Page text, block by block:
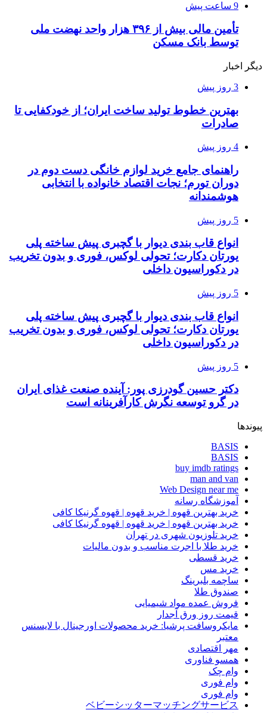
9 ساعت پیش
تأمین مالی بیش از ۳۹۶ هزار واحد نهضت ملی
توسط بانک مسکن
دیگر اخبار
3 روز پیش
بهترین خطوط تولید ساخت ایران؛ از خودکفایی تا
صادرات
4 روز پیش
راهنمای جامع خرید لوازم خانگی دست دوم در
دوران تورم؛ نجات اقتصاد خانواده با انتخابی
هوشمندانه
5 روز پیش
انواع قاب بندی دیوار با گچبری پیش ساخته پلی
یورتان دکارت؛ تحولی لوکس، فوری و بدون تخریب
در دکوراسیون داخلی
5 روز پیش
انواع قاب بندی دیوار با گچبری پیش ساخته پلی
یورتان دکارت؛ تحولی لوکس، فوری و بدون تخریب
در دکوراسیون داخلی
5 روز پیش
دکتر حسین گودرزی پور: آینده صنعت غذای ایران
در گرو توسعه نگرش کارآفرینانه است
پیوندها
BASIS
BASIS
buy imdb ratings
man and van
Web Design near me
آموزشگاه رسانه
خرید بهترین قهوه | خرید قهوه | قهوه گرنیکا کافی
خرید بهترین قهوه | خرید قهوه | قهوه گرنیکا کافی
خرید تلوزیون شهری در تهران
خرید طلا با اجرت مناسب و بدون مالیات
خرید قسطی
خرید مس
ساچمه بلبرینگ
صندوق طلا
فروش عمده مواد شیمیایی
قیمت روز ورق آجدار
مایکروسافت پرشیا: خرید محصولات اورجینال با لایسنس
معتبر
مهر اقتصادی
همسو فناوری
وام چک
وام فوری
وام فوری
ベビーシッターマッチングサービス